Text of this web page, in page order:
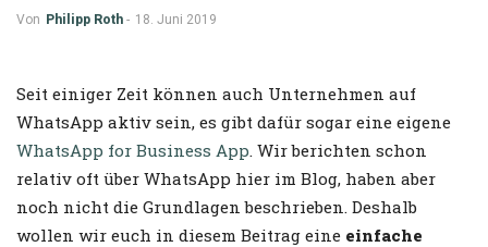
Von Philipp Roth - 18. Juni 2019
Seit einiger Zeit können auch Unternehmen auf
WhatsApp aktiv sein, es gibt dafür sogar eine eigene
WhatsApp for Business App. Wir berichten schon
relativ oft über WhatsApp hier im Blog, haben aber
noch nicht die Grundlagen beschrieben. Deshalb
wollen wir euch in diesem Beitrag eine einfache